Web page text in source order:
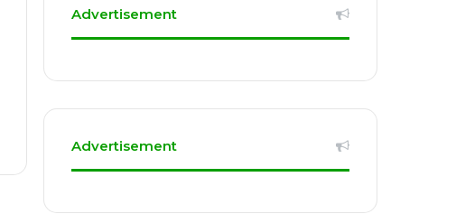
Advertisement
Advertisement